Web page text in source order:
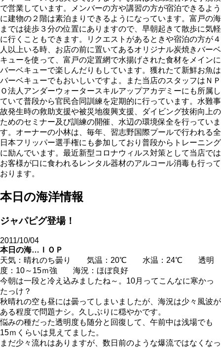
で営業しています。メンバーの方や講習の方が宿泊できるよう
に建物の２階は素泊まりできるようになっています。富戸の海
までは徒歩３分の位置にありますので、早朝起きて散歩に気軽
に行くこともできます。リクエストがあるときや宿泊の方が４
人以上いる時、お店の前に置いてあるオリジナル炭焼きバーベ
キューを使って、富戸の定置網で水揚げされた食材をメインに
バーベキューで楽しんだりもしています。獲れたて新鮮お魚は
バーベキューでもおいしいですよ。また当店のスタッフはＮＰ
Ｏ法人アンダーウォータースキルアップアカデミーにも所属し
ていて普段から官民合同訓練を定期的に行っています。水難事
故発生時の救助支援や被災地復興支援、ダイビング技術向上の
ためのセミナー及び訓練の開催、水辺の環境保全を行っていま
す。オーナーの小林は、毎年、習志野国際プールで行われる全
日本フリッパー選手権にも参加しており普段からトレーニング
に励んでいます。最近新型コロナウィルス対策として当店では
お客様が口に食われるレンタル器材のアルコール消毒も行って
おります。
本日の海洋情報
ジャパピグ登場！
2011/10/04
本日の海…ＩＯＰ
天気：晴れのち曇り 気温：20℃ 水温：24℃ 透明
度：10～15ｍ強 海況：ほぼ良好
今朝は一段と冷え込みましたね～。10月ってこんなに寒かっ
たっけ？
秋晴れの空も昼には曇ってしまいましたが、海況は少々風波が
ある程度で問題ナシ。久しぶりに穏やかです。
悩みの種だった透明度も随分と回復して、午前中は浅場でも
15ｍくらいは見えてました。
まだ少々流れはありますが、数日前のような爆流ではなくなっ